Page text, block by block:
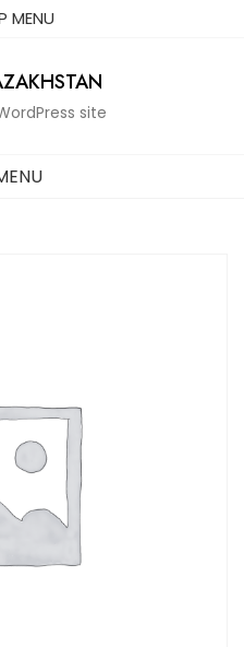
MENU
site